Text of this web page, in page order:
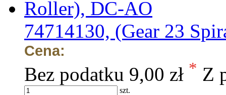
74714130, (Gear 23
Cena:
Bez podatku 9,00 zł * Z
szt.